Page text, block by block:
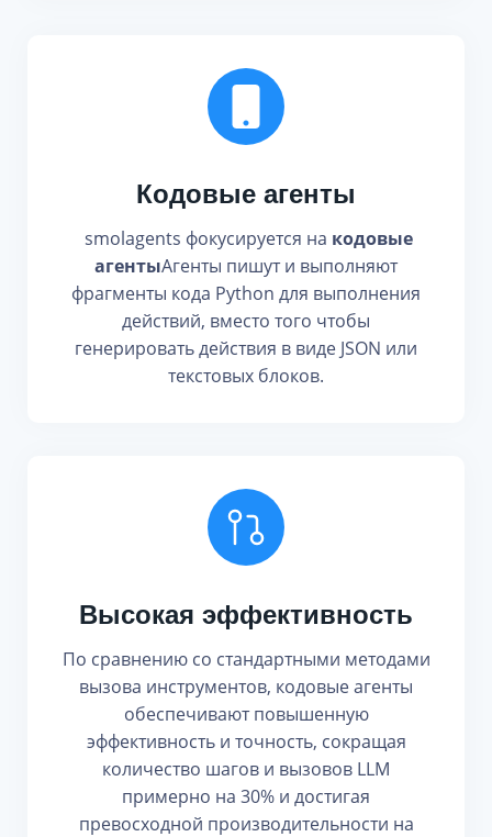
Кодовые агенты
smolagents фокусируется на кодовые
агентыАгенты пишут и выполняют
фрагменты кода Python для выполнения
действий, вместо того чтобы
генерировать действия в виде JSON или
текстовых блоков.
Высокая эффективность
По сравнению со стандартными методами
вызова инструментов, кодовые агенты
обеспечивают повышенную
эффективность и точность, сокращая
количество шагов и вызовов LLM
примерно на 30% и достигая
превосходной производительности на